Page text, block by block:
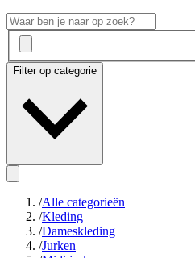
Filter op categorie
/Alle categorieën
/Kleding
/Dameskleding
/Jurken